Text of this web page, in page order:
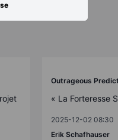
Outrageous
« La Forteresse
2025-12-02 08:30
Erik Schafhauser